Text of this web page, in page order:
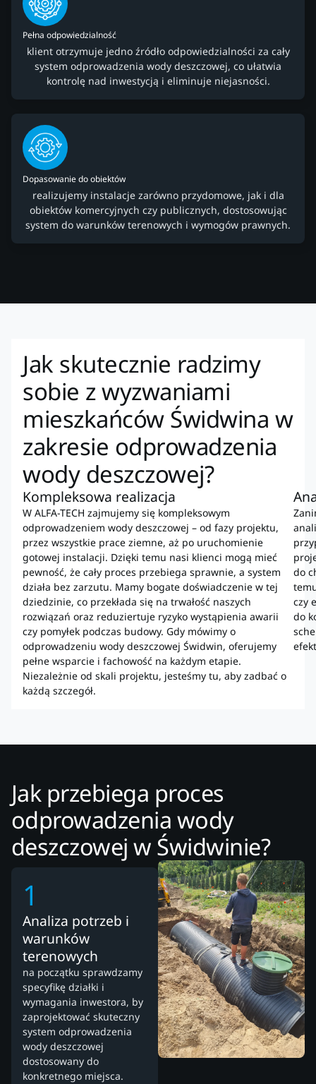
Pełna odpowiedzialność
klient otrzymuje jedno źródło odpowiedzialności za cały
system odprowadzenia wody deszczowej, co ułatwia
kontrolę nad inwestycją i eliminuje niejasności.
Dopasowanie do obiektów
realizujemy instalacje zarówno przydomowe, jak i dla
obiektów komercyjnych czy publicznych, dostosowując
system do warunków terenowych i wymogów prawnych.
Jak skutecznie radzimy
sobie z wyzwaniami
mieszkańców Świdwina w
zakresie odprowadzenia
wody deszczowej?
Kompleksowa realizacja
W ALFA-TECH zajmujemy się kompleksowym
odprowadzeniem wody deszczowej – od fazy projektu,
przez wszystkie prace ziemne, aż po uruchomienie
gotowej instalacji. Dzięki temu nasi klienci mogą mieć
pewność, że cały proces przebiega sprawnie, a system
działa bez zarzutu. Mamy bogate doświadczenie w tej
dziedzinie, co przekłada się na trwałość naszych
rozwiązań oraz reduziertuje ryzyko wystąpienia awarii
czy pomyłek podczas budowy. Gdy mówimy o
odprowadzeniu wody deszczowej Świdwin, oferujemy
pełne wsparcie i fachowość na każdym etapie.
Niezależnie od skali projektu, jesteśmy tu, aby zadbać o
każdą szczegół.
do
czy
do
Jak przebiega proces
odprowadzenia wody
deszczowej w Świdwinie?
1
Analiza potrzeb i
warunków
terenowych
na początku sprawdzamy
specyfikę działki i
wymagania inwestora, by
zaprojektować skuteczny
system odprowadzenia
wody deszczowej
dostosowany do
konkretnego miejsca.